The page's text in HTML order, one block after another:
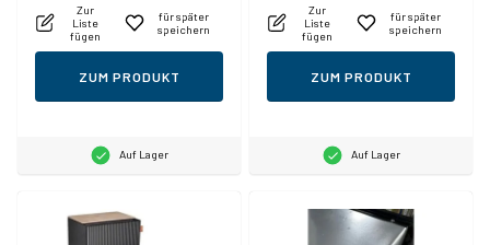
Zur
Liste
fügen
für später
speichern
ZUM PRODUKT
Auf Lager
Zur
Liste
fügen
für später
speichern
ZUM PRODUKT
Auf Lager